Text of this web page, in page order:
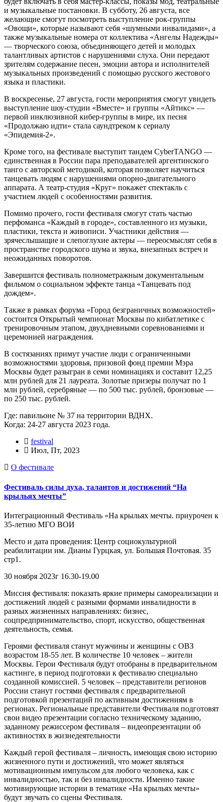
и музыкальные постановки. В субботу, 26 августа, все
желающие смогут посмотреть выступление рок-группы
«Овощи», которые называют себя «шумными инвалидами», а
также музыкальные номера от коллектива «Ангелы Надежды»
— творческого союза, объединяющего детей и молодых
талантливых артистов с нарушениями слуха. Они передают
зрителям содержание песен, эмоции автора и исполнителей
музыкальных произведений с помощью русского жестового
языка и пластики.
В воскресенье, 27 августа, гости мероприятия смогут увидеть
выступление шоу-студии «Вместе» и группы «Айтикс» —
первой инклюзивной кибер-группы в мире, их песня
«Продолжаю идти» стала саундтреком к сериалу
«Эпидемия-2».
Кроме того, на фестивале выступит тандем CyberTANGO —
единственная в России пара преподавателей аргентинского
танго с авторской методикой, которая позволяет научиться
танцевать людям с нарушениями опорно-двигательного
аппарата. А театр-студия «Круг» покажет спектакль с
участием людей с особенностями развития.
Помимо прочего, гости фестиваля смогут стать частью
перфоманса «Каждый в городе», составленного из музыки,
пластики, текста и живописи. Участники действия —
зрячеслышащие и слепоглухие актеры — переосмыслят себя в
пространстве городского шума и звука, внезапных встреч и
неожиданных поворотов.
Завершится фестиваль полнометражным документальным
фильмом о социальном эффекте танца «Танцевать под
дождем».
Также в рамках форума «Город безграничных возможностей»
состоится Открытый чемпионат Москвы по кибатлетике с
тренировочным этапом, двухдневными соревнованиями и
церемонией награждения.
В состязаниях примут участие люди с ограниченными
возможностями здоровья, призовой фонд премии Мэра
Москвы будет разыгран в семи номинациях и составит 12,25
млн рублей для 21 лауреата. Золотые призеры получат по 1
млн рублей, серебряные — по 500 тыс. рублей, бронзовые —
по 250 тыс. рублей.
Где: павильоне № 37 на территории ВДНХ.
Когда: 24-27 августа 2023 года.
festival
Июл, Пт, 2023
О фестивале
Фестиваль силы духа, талантов и достижений “На
крыльях мечты”
Интеграционный Фестиваль «На крыльях мечты. приурочен к
35-летию МГО ВОИ
Место и дата проведения: Центр социокультурной
реабилитации им. Дианы Гурцкая, ул. Большая Почтовая. 35
стр1.
30 ноября 2023г 16.30-19.00
Миссия фестиваля: показать яркие примеры самореализации и
достижений людей с разными формами инвалидности в
разных жизненных направлениях: бизнес,
соцпредпринимательство, спорт, искусство, общественная
деятельность, семья.
Героями фестиваля станут мужчины и женщины с ОВЗ
возрастом 18-55 лет. В количестве 10 человек – жители
Москвы. Герои Фестиваля будут отобраны в предварительном
кастинге, в период подготовки к фестивалю специально
созданной комиссией. 5 человек – представители регионов
России станут гостями фестиваля с предварительной
подготовкой презентаций по активным достижениям в
регионах. Региональные представители Фестиваля подготовят
свои видео презентации согласно техническому заданию,
заданному режиссером фестиваля – видеопрезентации об
активностях в жизнедеятельности
Каждый герой фестиваля – личность, имеющая свою историю
жизненного пути и достижений, что может являться
мотивационным импульсом для любого человека, как с
инвалидностью, так и без инвалидности. Именно такие
мотивирующие истории в тематике «На крыльях мечты»
будут звучать со сцены Фестиваля.